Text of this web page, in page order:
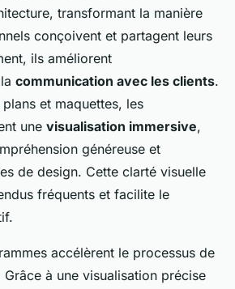
transformant la manière
conçoivent et partagent leurs
ils améliorent
communication avec les clients.
et maquettes, les
une visualisation immersive,
généreuse et
de design. Cette clarté visuelle
fréquents et facilite le
accélèrent le processus de
Grâce à une visualisation précise